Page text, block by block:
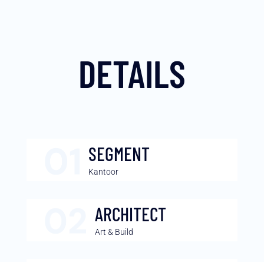
DETAILS
SEGMENT
Kantoor
ARCHITECT
Art & Build